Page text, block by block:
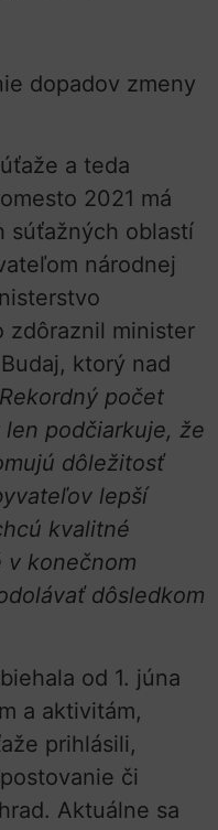
dopadov zmeny
a teda
2021 má
súťažných oblastí
národnej
zdôraznil minister
ktorý nad
počet
podčiarkuje, že
dôležitosť
lepší
kvalitné
v konečnom
dôsledkom
od 1. júna
a aktivitám,
prihlásili,
či
Aktuálne sa